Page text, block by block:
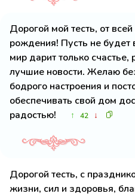
Дорогой мой тесть, от
рождения! Пусть не будет
мир дарит только
лучшие новости. Желаю
бодрого настроения и
обеспечивать свой дом
радостью!
↑ 42 ↓
Дорогой тесть, с
жизни, сил и здоровья,